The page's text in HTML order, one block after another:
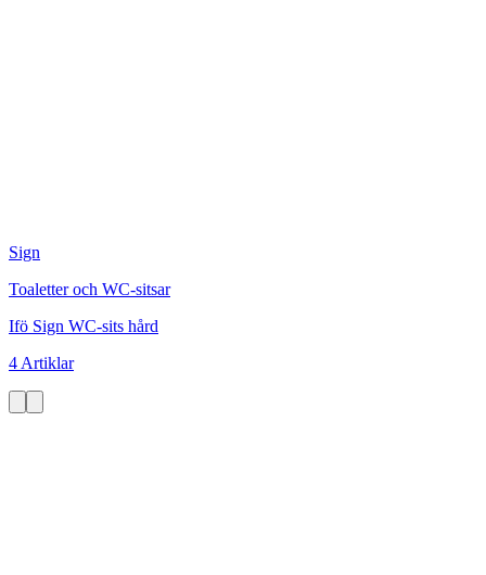
Sign
Toaletter och WC-sitsar
Ifö Sign WC-sits hård
4 Artiklar